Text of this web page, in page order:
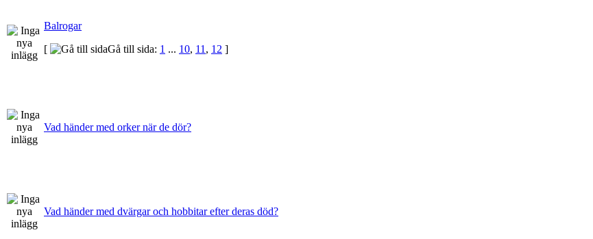
Balrogar
[
Gå till sida: 1 ... 10, 11 , 12 ]
Vad händer med orker när de dör?
Vad händer med dvärgar och hobbitar efter deras död?